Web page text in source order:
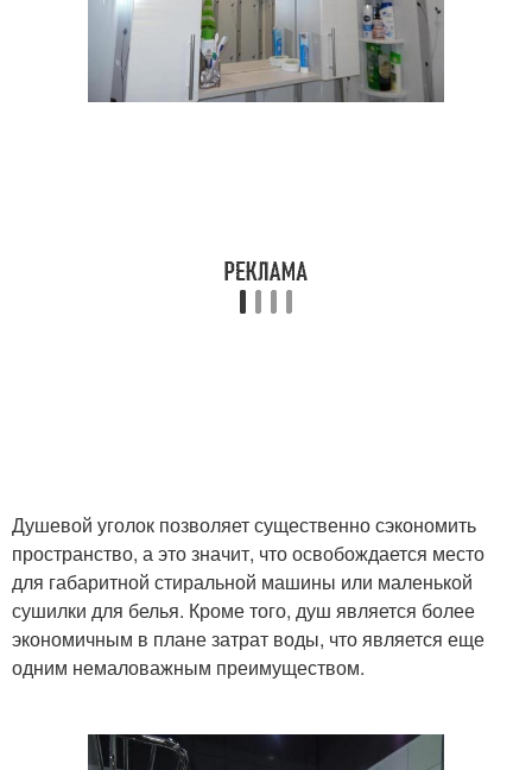
Душевой уголок позволяет существенно сэкономить
пространство, а это значит, что освобождается место
для габаритной стиральной машины или маленькой
сушилки для белья. Кроме того, душ является более
экономичным в плане затрат воды, что является еще
одним немаловажным преимуществом.